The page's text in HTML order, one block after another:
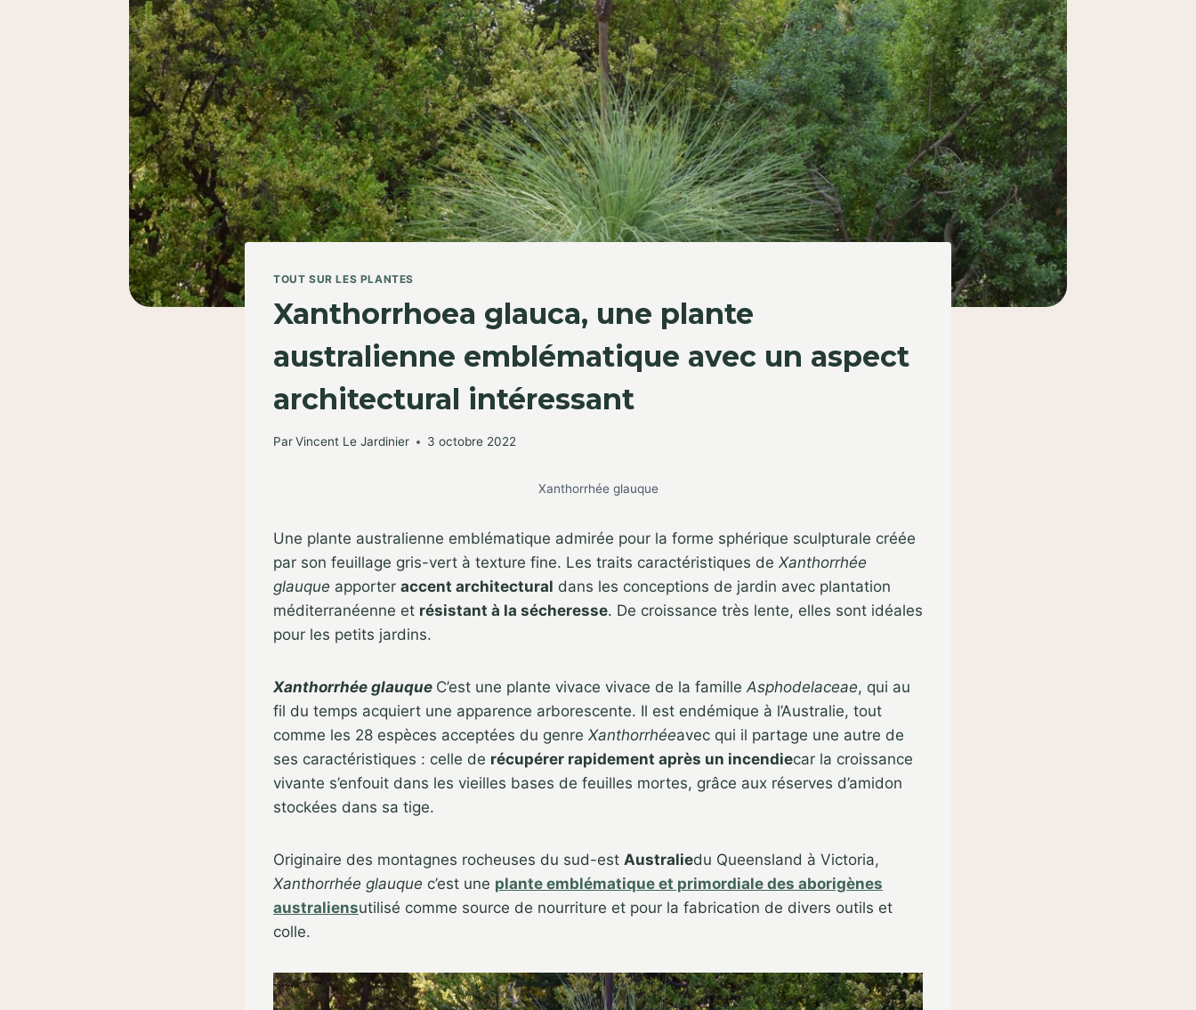
TOUT SUR LES PLANTES
Xanthorrhoea glauca, une plante
australienne emblématique avec un aspect
architectural intéressant
ParVincent Le Jardinier 3 octobre 2022
Xanthorrhée glauque
Une plante australienne emblématique admirée pour la forme sphérique sculpturale créée
par son feuillage gris-vert à texture fine. Les traits caractéristiques de Xanthorrhée
glauque apporter accent architectural dans les conceptions de jardin avec plantation
méditerranéenne et résistant à la sécheresse. De croissance très lente, elles sont idéales
pour les petits jardins.
Xanthorrhée glauque C’est une plante vivace vivace de la famille Asphodelaceae, qui au
fil du temps acquiert une apparence arborescente. Il est endémique à l’Australie, tout
comme les 28 espèces acceptées du genre Xanthorrhéeavec qui il partage une autre de
ses caractéristiques : celle de récupérer rapidement après un incendiecar la croissance
vivante s’enfouit dans les vieilles bases de feuilles mortes, grâce aux réserves d’amidon
stockées dans sa tige.
Originaire des montagnes rocheuses du sud-est Australiedu Queensland à Victoria,
Xanthorrhée glauque c’est une plante emblématique et primordiale des aborigènes
australiensutilisé comme source de nourriture et pour la fabrication de divers outils et
colle.